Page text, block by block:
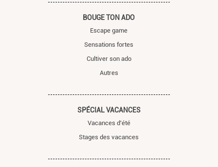
BOUGE TON ADO
Escape game
Sensations fortes
Cultiver son ado
Autres
SPÉCIAL VACANCES
Vacances d'été
Stages des vacances